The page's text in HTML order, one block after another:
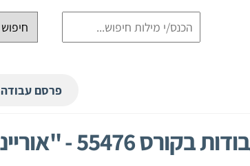
פרסם עבודה
- "אוריינות מחקר בחינוך"